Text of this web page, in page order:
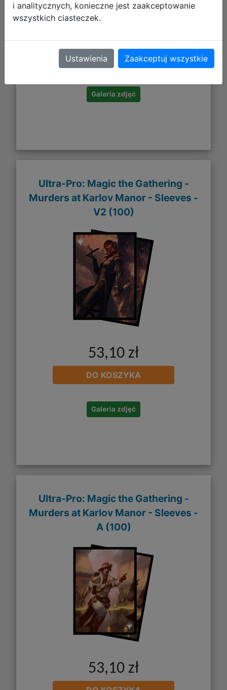
53,10 zł
DO KOSZYKA
Galeria zdjęć
Ultra-Pro: Magic the Gathering -
Murders at Karlov Manor - Sleeves -
V2 (100)
53,10 zł
DO KOSZYKA
Galeria zdjęć
Ultra-Pro: Magic the Gathering -
Murders at Karlov Manor - Sleeves -
A (100)
53,10 zł
i analitycznych, konieczne jest zaakceptowanie
wszystkich ciasteczek.
Ustawienia Zaakceptuj wszystkie